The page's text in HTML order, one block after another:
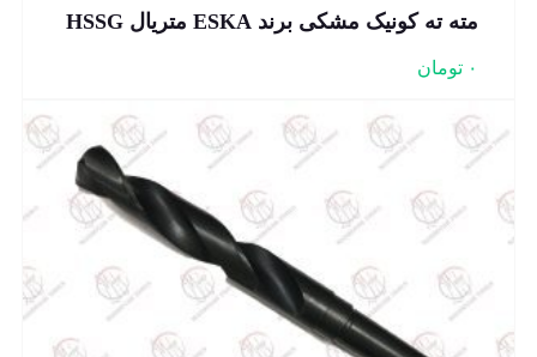
مته ته کونیک مشکی برند ESKA متریال HSSG
۰ تومان